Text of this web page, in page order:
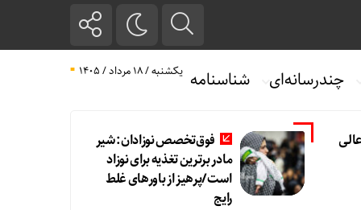
چندرسانه‌ای شناسنامه یکشنبه / ۱۸ مرداد / ۱۴۰۵
فوق‌تخصص نوزادان: شیر
مادر برترین تغذیه برای نوزاد
است/پرهیز از باورهای غلط
رایج